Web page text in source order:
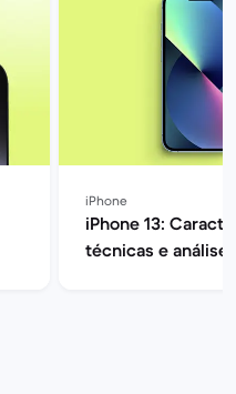
iPhone
iPhone 13:
técnicas e